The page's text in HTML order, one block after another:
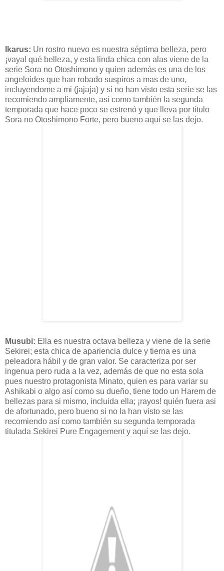
Ikarus: Un rostro nuevo es nuestra séptima belleza, pero
¡vaya! qué belleza, y esta linda chica con alas viene de la
serie Sora no Otoshimono y quien además es una de los
angeloides que han robado suspiros a mas de uno,
incluyendome a mi (jajaja) y si no han visto esta serie se las
recomiendo ampliamente, así como también la segunda
temporada que hace poco se estrenó y que lleva por título
Sora no Otoshimono Forte, pero bueno aquí se las dejo.
Musubi: Ella es nuestra octava belleza y viene de la serie
Sekirei; esta chica de apariencia dulce y tierna es una
peleadora hábil y de gran valor. Se caracteriza por ser
ingenua pero ruda a la vez, además de que no esta sola
pues nuestro protagonista Minato, quien es para variar su
Ashikabi o algo así como su dueño, tiene todo un Harem de
bellezas para si mismo, incluida ella; ¡rayos! quién fuera asi
de afortunado, pero bueno si no la han visto se las
recomiendo así como también su segunda temporada
titulada Sekirei Pure Engagementy aquí se las dejo.